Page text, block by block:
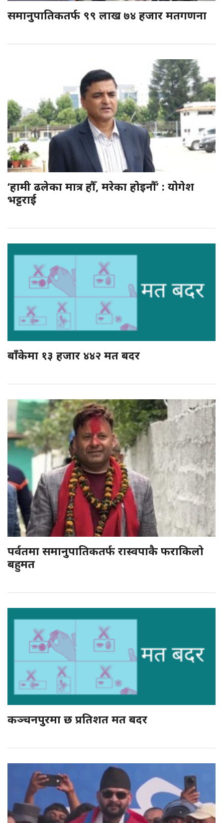
समानुपातिकतर्फ ९९ लाख ७४ हजार मतगणना
‘हामी ढलेका मात्र हौँ, मरेका होइनौँ’ : योगेश
भट्टराई
बाँकेमा १३ हजार ४४२ मत बदर
पर्वतमा समानुपातिकतर्फ रास्वपाकै फराकिलो
बहुमत
कञ्चनपुरमा छ प्रतिशत मत बदर